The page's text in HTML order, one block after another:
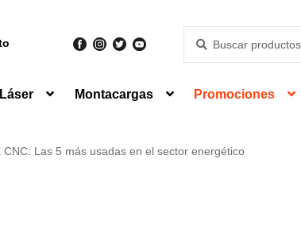
por:
Montacargas Promociones
CNC: Las 5 más usadas en el sector energético